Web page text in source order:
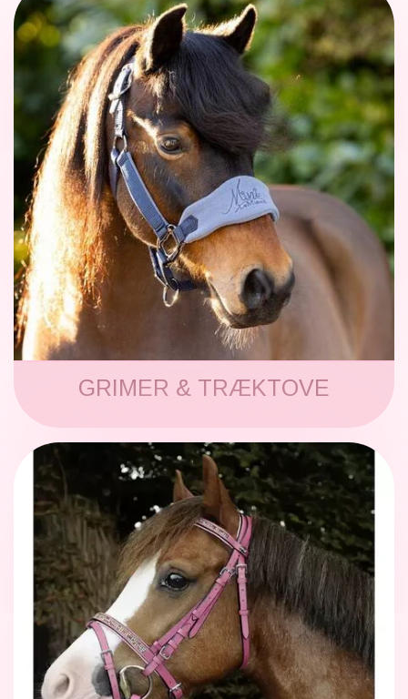
RYTTER
LEMIEUX X DISNEY HOBBY HORSE
🎅🏻 JULEUDSTYR TIL KÆPHEST
PAKKER & SÆT
LEGETØJS HESTE
TRÆHESTE & TILBEHØR
LEMIEUX TOY PUPPIES
BY ASTRUP BAMSE UNIVERS
TØJ & ACCESSORIES
VÆRELSE & SPISETID
HÅR, SMYKKER & TILBEHØR
SCHLEICH® HEST & TILBEHØR
SKOLE, KREA & TILBEHØR
BABY
NEDSAT
GRIMER & TRÆKTOVE